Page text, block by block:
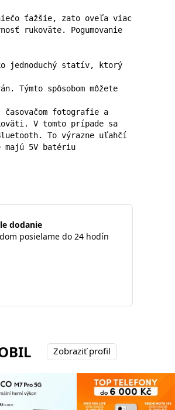
ťažšie, zato oveľa viac
rukoväte. Pogumovanie
jednoduchý statív, ktorý
Týmto spôsobom môžete
fotografie a
V tomto prípade sa
To výrazne uľahčí
5V batériu
dodanie
posielame do 24 hodín
Zobraziť profil